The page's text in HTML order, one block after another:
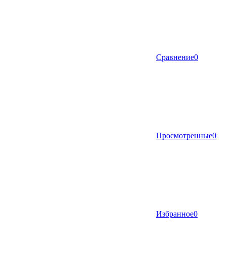
Сравнение0
Просмотренные0
Избранное0